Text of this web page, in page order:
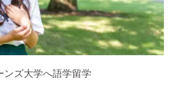
ンズ大学へ語学留学